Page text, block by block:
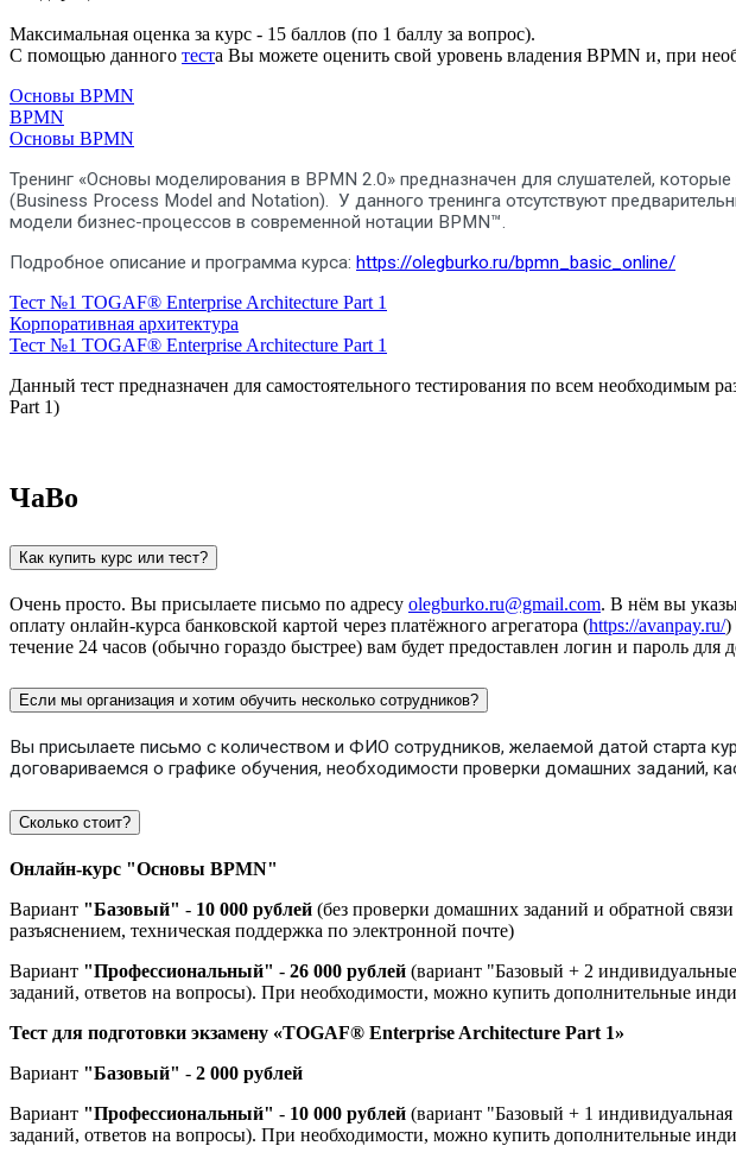
Максимальная оценка за курс - 15 баллов (по 1 баллу за вопрос).
С помощью данного теста Вы можете оценить свой уровень владения BPMN и, при
Основы BPMN
BPMN
Основы BPMN
Тренинг «Основы моделирования в BPMN 2.0» предназначен для слушателей,
(Business Process Model and Notation). У данного тренинга отсутствуют
модели бизнес-процессов в современной нотации BPMN™.
Подробное описание и программа курса: https://olegburko.ru/bpmn_basic_online/
Тест №1 TOGAF® Enterprise Architecture Part 1
Корпоративная архитектура
Тест №1 TOGAF® Enterprise Architecture Part 1
Данный тест предназначен для самостоятельного тестирования по всем
Part 1)
ЧаВо
Как купить курс или тест?
Очень просто. Вы присылаете письмо по адресу olegburko.ru@gmail.com. В нём вы
оплату онлайн-курса банковской картой через платёжного агрегатора (https://avanpay.ru/)
течение 24 часов (обычно гораздо быстрее) вам будет предоставлен логин и пароль для
Если мы организация и хотим обучить несколько сотрудников?
Вы присылаете письмо с количеством и ФИО сотрудников, желаемой датой старта
договариваемся о графике обучения, необходимости проверки домашних заданий,
Сколько стоит?
Онлайн-курс "Основы BPMN"
Вариант "Базовый" - 10 000 рублей (без проверки домашних заданий и обратной
разъяснением, техническая поддержка по электронной почте)
Вариант "Профессиональный" - 26 000 рублей (вариант "Базовый + 2
заданий, ответов на вопросы). При необходимости, можно купить дополнительные
Тест для подготовки экзамену «TOGAF® Enterprise Architecture Part 1»
Вариант "Базовый" - 2 000 рублей
Вариант "Профессиональный" - 10 000 рублей (вариант "Базовый + 1 индивидуальная
заданий, ответов на вопросы). При необходимости, можно купить дополнительные